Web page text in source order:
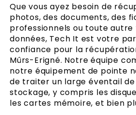
Que vous ayez besoin de
photos, des documents, des
professionnels ou toute
données, Tech It est votre
confiance pour la
Mûrs-Erigné. Notre équipe
notre équipement de pointe
de traiter un large éventail
stockage, y compris les
les cartes mémoire, et bien